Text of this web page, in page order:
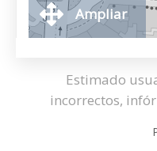
Ampliar
Estimado
incorrectos,